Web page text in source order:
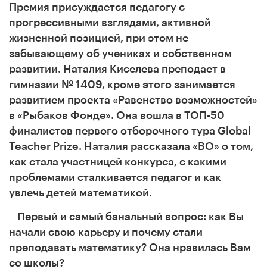
Премия присуждается педагогу с
прогрессивными взглядами, активной
жизненной позицией, при этом не
забывающему об учениках и собственном
развитии. Наталия Киселева преподает в
гимназии № 1409, кроме этого занимается
развитием проекта «Равенство возможностей»
в «Рыбаков Фонде». Она вошла в ТОП -50
финалистов первого отборочного тура Global
Teacher Prize. Наталия рассказала «ВО» о том,
как стала участницей конкурса, с какими
проблемами сталкивается педагог и как
увлечь детей математикой.
– Первый и самый банальный вопрос: как Вы
начали свою карьеру и почему стали
преподавать математику? Она нравилась Вам
со школы?